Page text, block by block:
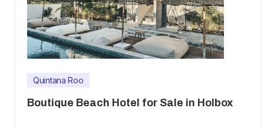
Quintana Roo
Boutique Beach Hotel for Sale in Holbox